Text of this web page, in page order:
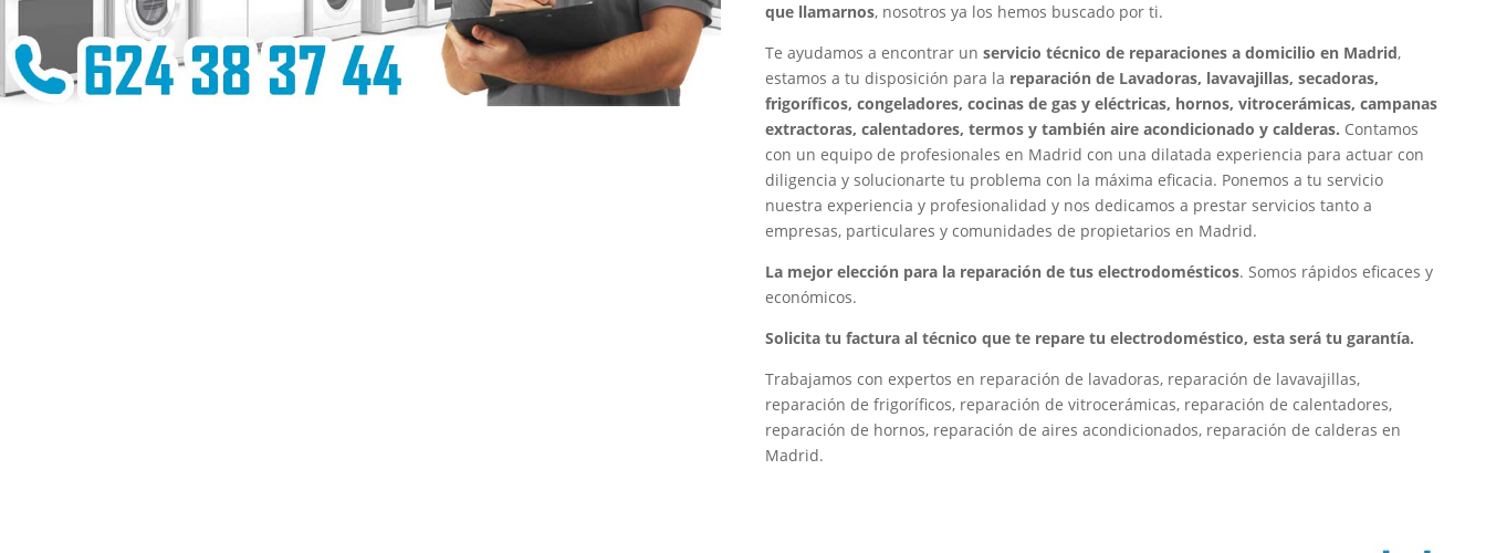
que llamarnos, nosotros ya los hemos buscado por ti.
Te ayudamos a encontrar unservicio técnico de reparaciones a domicilio en Madrid,
estamos a tu disposición para la reparación de Lavadoras, lavavajillas, secadoras,
frigoríficos, congeladores, cocinas de gas y eléctricas, hornos, vitrocerámicas, campanas
extractoras, calentadores, termos y también aire acondicionado y calderas. Contamos
con un equipo de profesionales en Madrid con una dilatada experiencia para actuar con
diligencia y solucionarte tu problema con la máxima eficacia. Ponemos a tu servicio
nuestra experiencia y profesionalidad y nos dedicamos a prestar servicios tanto a
empresas, particulares y comunidades de propietarios en Madrid.
La mejor elección para la reparación de tus electrodomésticos. Somos rápidos eficaces y
económicos.
Solicita tu factura al técnico que te repare tu electrodoméstico, esta será tu garantía.
Trabajamos con expertos en reparación de lavadoras, reparación de lavavajillas,
reparación de frigoríficos, reparación de vitrocerámicas, reparación de calentadores,
reparación de hornos, reparación de aires acondicionados, reparación de calderas en
Madrid.